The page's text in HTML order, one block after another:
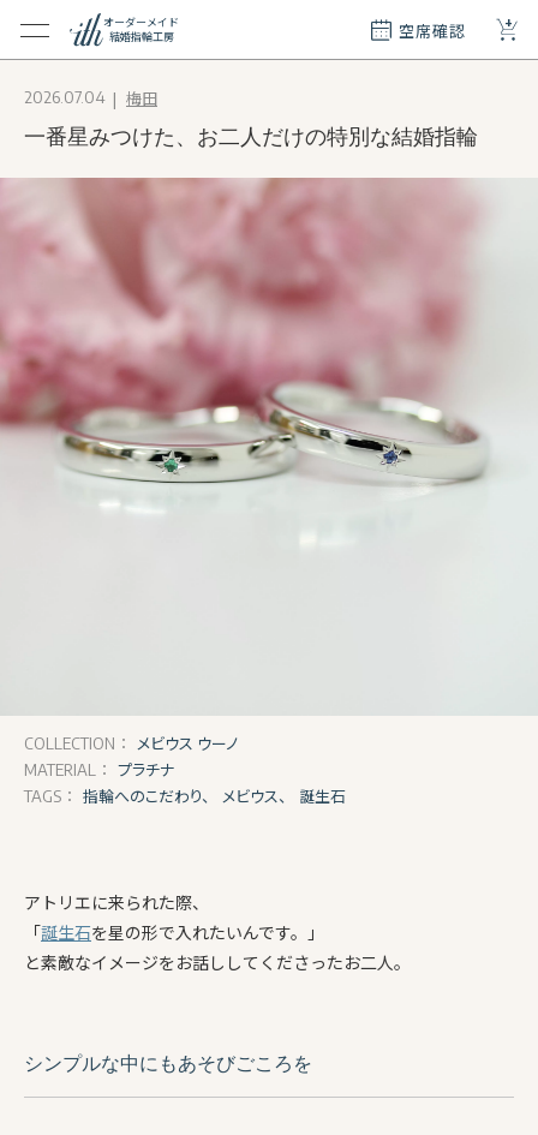
オーダーメイド
結婚指輪工房
空席確認 +
メイド
ー
2026.07.04 梅田
一番星みつけた、お二人だけの特別な結婚指輪
COLLECTION： メビウス ウーノ
MATERIAL： プラチナ
TAGS： 指輪へのこだわり、 メビウス、 誕生石
アトリエに来られた際、
「誕生石を星の形で入れたいんです。」
と素敵なイメージをお話ししてくださったお二人。
シンプルな中にもあそびごころを